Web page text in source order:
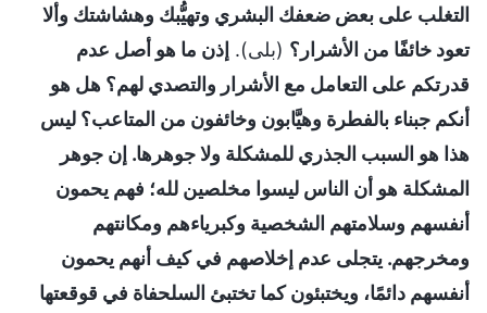
التغلب على بعض ضعفك البشري وتهيُّبك وهشاشتك وألا
تعود خائفًا من الأشرار؟ (بلى). إذن ما هو أصل عدم
قدرتكم على التعامل مع الأشرار والتصدي لهم؟ هل هو
أنكم جبناء بالفطرة وهيَّابون وخائفون من المتاعب؟ ليس
هذا هو السبب الجذري للمشكلة ولا جوهرها. إن جوهر
المشكلة هو أن الناس ليسوا مخلصين لله؛ فهم يحمون
أنفسهم وسلامتهم الشخصية وكبرياءهم ومكانتهم
ومخرجهم. يتجلى عدم إخلاصهم في كيف أنهم يحمون
أنفسهم دائمًا، ويختبئون كما تختبئ السلحفاة في قوقعتها